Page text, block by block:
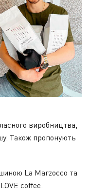
виробництва,
Також пропонують
La Marzocco та
coffee.